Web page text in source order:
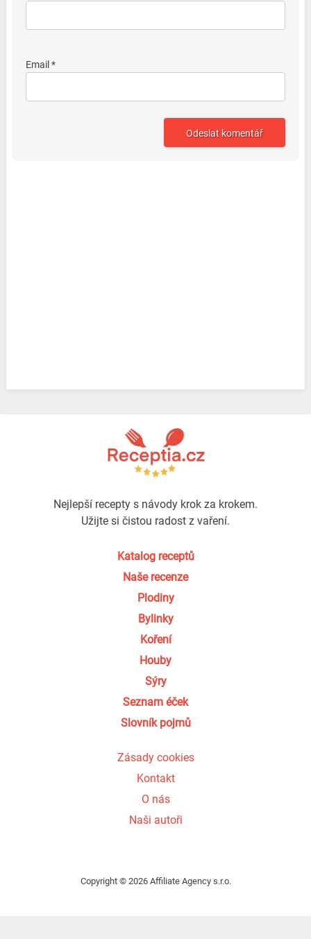
Email *
Nejlepší recepty s návody krok za krokem.
Užijte si čistou radost z vaření.
Katalog receptů
Naše recenze
Plodiny
Bylinky
Koření
Houby
Sýry
Seznam éček
Slovník pojmů
Zásady cookies
Kontakt
O nás
Naši autoři
Copyright © 2026 Affiliate Agency s.r.o.